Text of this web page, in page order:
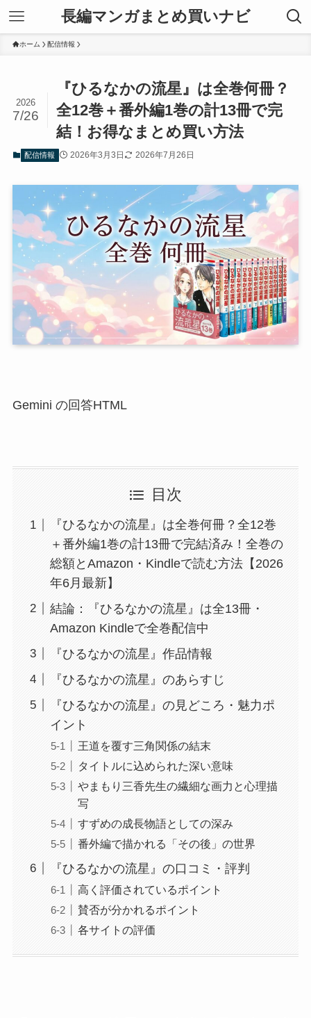
長編マンガまとめ買いナビ
ホーム 配信情報
『ひるなかの流星』は全巻何冊？
全12巻＋番外編1巻の計13冊で完
結！お得なまとめ買い方法
2026
7/26
配信情報 2026年3月3日 2026年7月26日
Gemini の回答HTML
目次
『ひるなかの流星』は全巻何冊？全12巻
＋番外編1巻の計13冊で完結済み！全巻の
総額とAmazon・Kindleで読む方法【2026
年6月最新】
結論：『ひるなかの流星』は全13冊・
Amazon Kindleで全巻配信中
『ひるなかの流星』作品情報
『ひるなかの流星』のあらすじ
『ひるなかの流星』の見どころ・魅力ポ
イント
王道を覆す三角関係の結末
タイトルに込められた深い意味
やまもり三香先生の繊細な画力と心理描
写
すずめの成長物語としての深み
番外編で描かれる「その後」の世界
『ひるなかの流星』の口コミ・評判
高く評価されているポイント
賛否が分かれるポイント
各サイトの評価